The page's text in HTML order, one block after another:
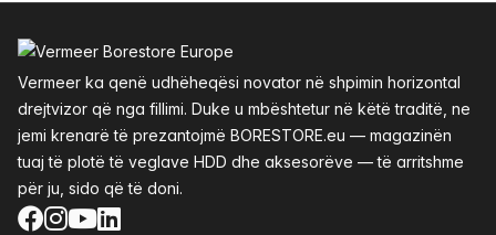
Vermeer ka qenë udhëheqësi novator në shpimin horizontal
drejtvizor që nga fillimi. Duke u mbështetur në këtë traditë, ne
jemi krenarë të prezantojmë BORESTORE.eu — magazinën
tuaj të plotë të veglave HDD dhe aksesorëve — të arritshme
për ju, sido që të doni.
Facebook
Instagram
YouTube
LinkedIn